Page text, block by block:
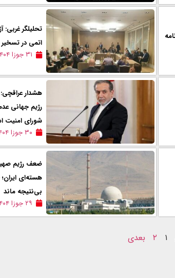
تحلیلگر غربی:
اتمی در
۳۱ جوزا ۱۴۰۴
هشدار
رژیم جهانی
شورای امنیت
۳۰ جوزا ۱۴۰۴
ضعف رژیم
هسته‌ای
بی‌نتیجه ماند
۲۹ جوزا ۱۴۰۴
۱ ۲ بعدی